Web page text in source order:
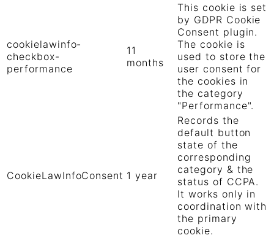
cookielawinfo-
checkbox-
performance
11
months
This cookie is set
by GDPR Cookie
Consent plugin.
The cookie is
used to store the
user consent for
the cookies in
the category
"Performance".
CookieLawInfoConsent 1 year
Records the
default button
state of the
corresponding
category & the
status of CCPA.
It works only in
coordination with
the primary
cookie.